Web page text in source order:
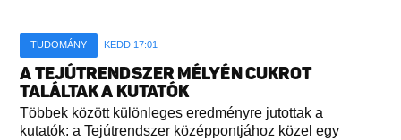
TUDOMÁNY KEDD 17:01
A TEJÚTRENDSZER MÉLYÉN CUKROT
TALÁLTAK A KUTATÓK
Többek között különleges eredményre jutottak a
kutatók: a Tejútrendszer középpontjához közel egy